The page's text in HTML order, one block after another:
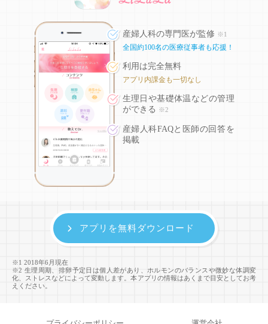
産婦人科の専門医が監修 ※1
全国約100名の医療従事者も応援！
利用は完全無料
アプリ内課金も一切なし
生理日や基礎体温などの管理
ができる
※2
産婦人科FAQと医師の回答を
掲載
※1 2018年6月現在
※2 生理周期、排卵予定日は個人差があり、ホルモンのバランスや微妙な体調変
化、ストレスなどによって変動します。本アプリの情報はあくまで目安としてお考
えください。
アプリを無料ダウンロード